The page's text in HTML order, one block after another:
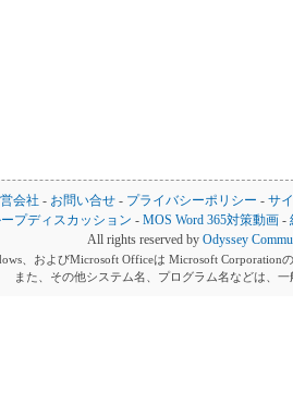
会社 - お問い合せ - プライバシーポリシー - サ
プディスカッション -MOS Word 365対策動画 -
All rights reserved by Odyssey
、およびMicrosoft Officeは Microsoft Corporation
また、その他システム名、プログラム名などは、